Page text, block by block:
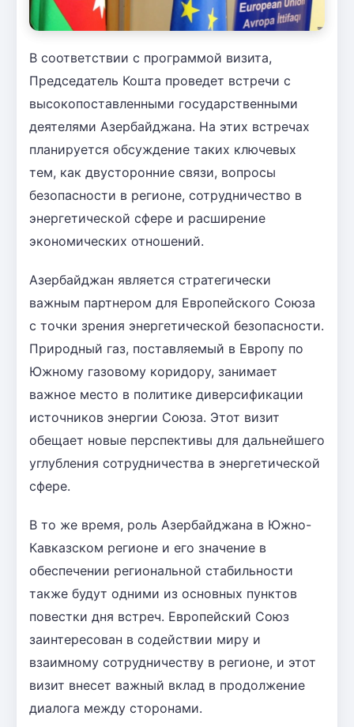
В соответствии с программой визита,
Председатель Кошта проведет встречи с
высокопоставленными государственными
деятелями Азербайджана. На этих встречах
планируется обсуждение таких ключевых
тем, как двусторонние связи, вопросы
безопасности в регионе, сотрудничество в
энергетической сфере и расширение
экономических отношений.
Азербайджан является стратегически
важным партнером для Европейского Союза
с точки зрения энергетической безопасности.
Природный газ, поставляемый в Европу по
Южному газовому коридору, занимает
важное место в политике диверсификации
источников энергии Союза. Этот визит
обещает новые перспективы для дальнейшего
углубления сотрудничества в энергетической
сфере.
В то же время, роль Азербайджана в Южно-
Кавказском регионе и его значение в
обеспечении региональной стабильности
также будут одними из основных пунктов
повестки дня встреч. Европейский Союз
заинтересован в содействии миру и
взаимному сотрудничеству в регионе, и этот
визит внесет важный вклад в продолжение
диалога между сторонами.